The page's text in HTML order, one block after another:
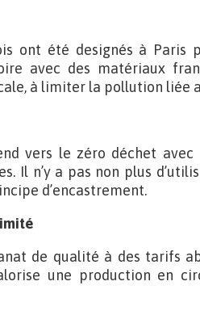
ont été designés à Paris
avec des matériaux
à limiter la pollution liée
vers le zéro déchet
Il n’y a pas non plus
d’encastrement.
de qualité à des tarifs
une production en